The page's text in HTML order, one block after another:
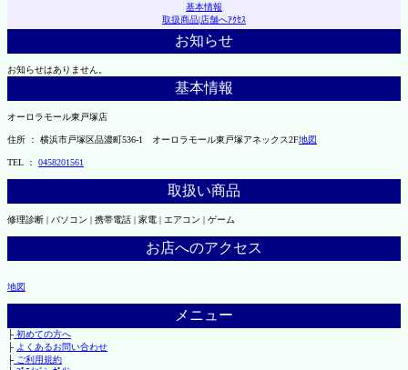
基本情報
取扱商品|店舗へｱｸｾｽ
お知らせ
お知らせはありません。
基本情報
オーロラモール東戸塚店
住所 ： 横浜市戸塚区品濃町536-1 オーロラモール東戸塚アネックス2F地図
TEL ： 0458201561
取扱い商品
修理診断 | パソコン | 携帯電話 | 家電 | エアコン | ゲーム
お店へのアクセス
地図
メニュー
├初めての方へ
├ よくあるお問い合わせ
├ご利用規約